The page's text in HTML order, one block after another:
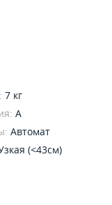
7 кг
A
Автомат
(<43см)